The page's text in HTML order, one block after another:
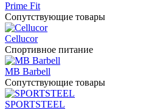
Prime Fit
Сопутствующие товары
Cellucor
Спортивное питание
MB Barbell
Сопутствующие товары
SPORTSTEEL